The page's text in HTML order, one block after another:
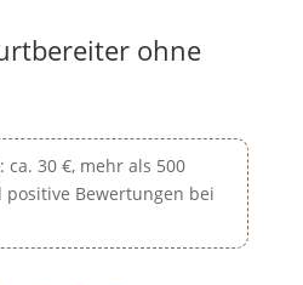
ohne
ca. 30 €, mehr als 500
positive Bewertungen bei